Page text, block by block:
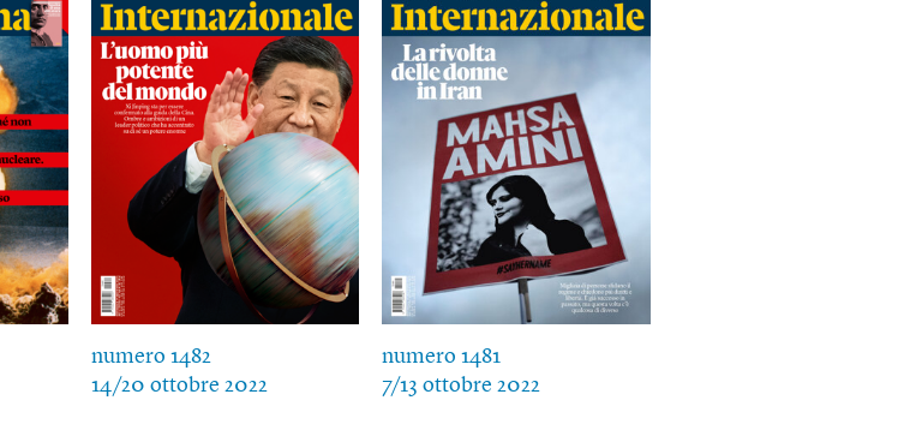
numero 1482
14/20 ottobre 2022
numero 1481
7/13 ottobre 2022